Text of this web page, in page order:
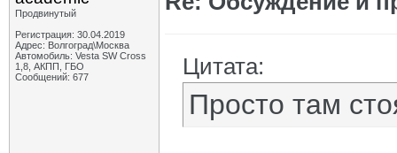
Продвинутый
Регистрация: 30.04.2019
Адрес: Волгоград\Москва
Автомобиль: Vesta SW Cross
1,8, АКПП, ГБО
Сообщений: 677
Цитата:
Просто там